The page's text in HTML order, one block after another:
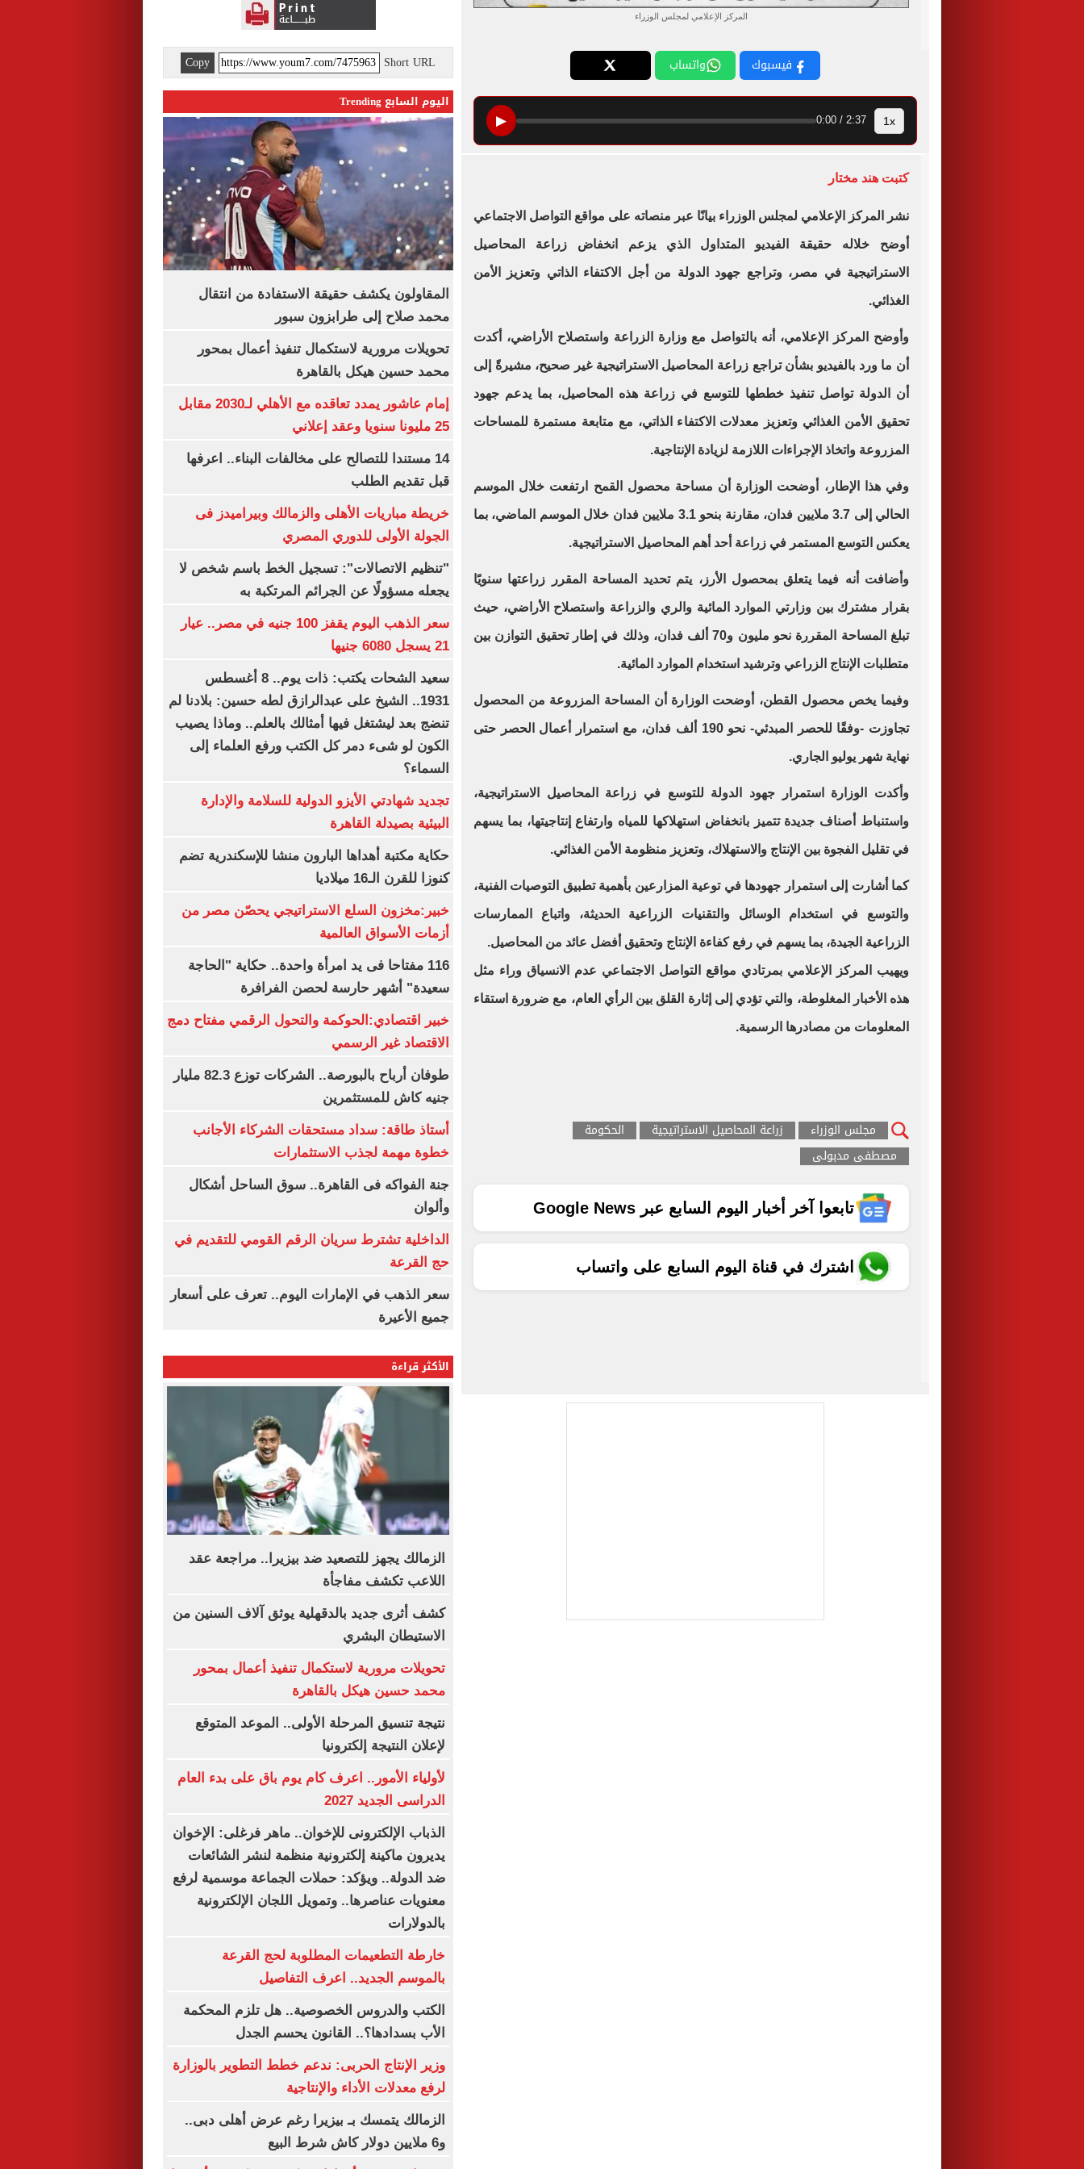
المركز الإعلامي لمجلس الوزراء
فيسبوك واتساب
▶ 2:37 / 0:00 1x
كتبت هند مختار
نشر المركز الإعلامي لمجلس الوزراء بيانًا عبر منصاته على مواقع التواصل الاجتماعي
أوضح خلاله حقيقة الفيديو المتداول الذي يزعم انخفاض زراعة المحاصيل
الاستراتيجية في مصر، وتراجع جهود الدولة من أجل الاكتفاء الذاتي وتعزيز الأمن
الغذائي.
وأوضح المركز الإعلامي، أنه بالتواصل مع وزارة الزراعة واستصلاح الأراضي، أكدت
أن ما ورد بالفيديو بشأن تراجع زراعة المحاصيل الاستراتيجية غير صحيح، مشيرةً إلى
أن الدولة تواصل تنفيذ خططها للتوسع في زراعة هذه المحاصيل، بما يدعم جهود
تحقيق الأمن الغذائي وتعزيز معدلات الاكتفاء الذاتي، مع متابعة مستمرة للمساحات
المزروعة واتخاذ الإجراءات اللازمة لزيادة الإنتاجية.
وفي هذا الإطار، أوضحت الوزارة أن مساحة محصول القمح ارتفعت خلال الموسم
الحالي إلى 3.7 ملايين فدان، مقارنة بنحو 3.1 ملايين فدان خلال الموسم الماضي، بما
يعكس التوسع المستمر في زراعة أحد أهم المحاصيل الاستراتيجية.
وأضافت أنه فيما يتعلق بمحصول الأرز، يتم تحديد المساحة المقرر زراعتها سنويًا
بقرار مشترك بين وزارتي الموارد المائية والري والزراعة واستصلاح الأراضي، حيث
تبلغ المساحة المقررة نحو مليون و70 ألف فدان، وذلك في إطار تحقيق التوازن بين
متطلبات الإنتاج الزراعي وترشيد استخدام الموارد المائية.
وفيما يخص محصول القطن، أوضحت الوزارة أن المساحة المزروعة من المحصول
تجاوزت -وفقًا للحصر المبدئي- نحو 190 ألف فدان، مع استمرار أعمال الحصر حتى
نهاية شهر يوليو الجاري.
وأكدت الوزارة استمرار جهود الدولة للتوسع في زراعة المحاصيل الاستراتيجية،
واستنباط أصناف جديدة تتميز بانخفاض استهلاكها للمياه وارتفاع إنتاجيتها، بما يسهم
في تقليل الفجوة بين الإنتاج والاستهلاك، وتعزيز منظومة الأمن الغذائي.
كما أشارت إلى استمرار جهودها في توعية المزارعين بأهمية تطبيق التوصيات الفنية،
والتوسع في استخدام الوسائل والتقنيات الزراعية الحديثة، واتباع الممارسات
الزراعية الجيدة، بما يسهم في رفع كفاءة الإنتاج وتحقيق أفضل عائد من المحاصيل.
ويهيب المركز الإعلامي بمرتادي مواقع التواصل الاجتماعي عدم الانسياق وراء مثل
هذه الأخبار المغلوطة، والتي تؤدي إلى إثارة القلق بين الرأي العام، مع ضرورة استقاء
المعلومات من مصادرها الرسمية.
مجلس الوزراء زراعة المحاصيل الاستراتيجية
الحكومة
مصطفى مدبولى
تابعوا آخر أخبار اليوم السابع عبر Google News
اشترك في قناة اليوم السابع على واتساب
Short URL
Copy
اليوم السابع Trending
المقاولون يكشف حقيقة الاستفادة من انتقال
محمد صلاح إلى طرابزون سبور
تحويلات مرورية لاستكمال تنفيذ أعمال بمحور
محمد حسين هيكل بالقاهرة
إمام عاشور يمدد تعاقده مع الأهلي لـ2030 مقابل
25 مليونا سنويا وعقد إعلاني
14 مستندا للتصالح على مخالفات البناء.. اعرفها
قبل تقديم الطلب
خريطة مباريات الأهلى والزمالك وبيراميدز فى
الجولة الأولى للدوري المصري
"تنظيم الاتصالات": تسجيل الخط باسم شخص لا
يجعله مسؤولًا عن الجرائم المرتكبة به
سعر الذهب اليوم يقفز 100 جنيه في مصر.. عيار
21 يسجل 6080 جنيها
سعيد الشحات يكتب: ذات يوم.. 8 أغسطس
1931.. الشيخ على عبدالرازق لطه حسين: بلادنا لم
تنضج بعد ليشتغل فيها أمثالك بالعلم.. وماذا يصيب
الكون لو شىء دمر كل الكتب ورفع العلماء إلى
السماء؟
تجديد شهادتي الأيزو الدولية للسلامة والإدارة
البيئية بصيدلة القاهرة
حكاية مكتبة أهداها البارون منشا للإسكندرية تضم
كنوزا للقرن الـ16 ميلاديا
خبير:مخزون السلع الاستراتيجي يحصّن مصر من
أزمات الأسواق العالمية
116 مفتاحا فى يد امرأة واحدة.. حكاية "الحاجة
سعيدة" أشهر حارسة لحصن الفرافرة
خبير اقتصادي:الحوكمة والتحول الرقمي مفتاح دمج
الاقتصاد غير الرسمي
طوفان أرباح بالبورصة.. الشركات توزع 82.3 مليار
جنيه كاش للمستثمرين
أستاذ طاقة: سداد مستحقات الشركاء الأجانب
خطوة مهمة لجذب الاستثمارات
جنة الفواكه فى القاهرة.. سوق الساحل أشكال
وألوان
الداخلية تشترط سريان الرقم القومي للتقديم في
حج القرعة
سعر الذهب في الإمارات اليوم.. تعرف على أسعار
جميع الأعيرة
الأكثر قراءة
الزمالك يجهز للتصعيد ضد بيزيرا.. مراجعة عقد
اللاعب تكشف مفاجأة
كشف أثرى جديد بالدقهلية يوثق آلاف السنين من
الاستيطان البشري
تحويلات مرورية لاستكمال تنفيذ أعمال بمحور
محمد حسين هيكل بالقاهرة
نتيجة تنسيق المرحلة الأولى.. الموعد المتوقع
لإعلان النتيجة إلكترونيا
لأولياء الأمور.. اعرف كام يوم باق على بدء العام
الدراسى الجديد 2027
الذباب الإلكترونى للإخوان.. ماهر فرغلى: الإخوان
يديرون ماكينة إلكترونية منظمة لنشر الشائعات
ضد الدولة.. ويؤكد: حملات الجماعة موسمية لرفع
معنويات عناصرها.. وتمويل اللجان الإلكترونية
بالدولارات
خارطة التطعيمات المطلوبة لحج القرعة
بالموسم الجديد.. اعرف التفاصيل
الكتب والدروس الخصوصية.. هل تلزم المحكمة
الأب بسدادها؟.. القانون يحسم الجدل
وزير الإنتاج الحربى: ندعم خطط التطوير بالوزارة
لرفع معدلات الأداء والإنتاجية
الزمالك يتمسك بـ بيزيرا رغم عرض أهلى دبى..
و6 ملايين دولار كاش شرط البيع